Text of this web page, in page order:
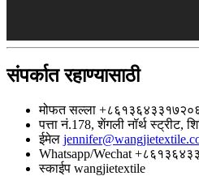
संपर्कात रहाण्यासाठी
मोफत सल्ला
पत्ता नं.178, शेंगली नॉर्थ स्ट्रीट,
ईमेल
Whatsapp/Wechat
स्काईप wangjietextile